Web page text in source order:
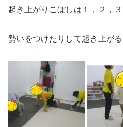
起き上がりこぼしは１，２，
勢いをつけたりして起き上がる